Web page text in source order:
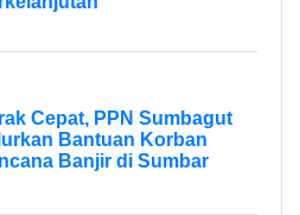
Cepat, PPN Sumbagut
Bantuan Korban
Banjir di Sumbar